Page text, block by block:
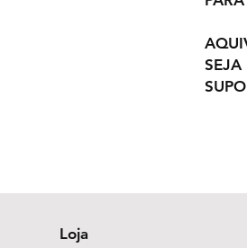
SEJA
Loja